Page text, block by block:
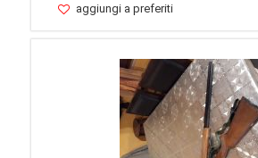
aggiungi a preferiti